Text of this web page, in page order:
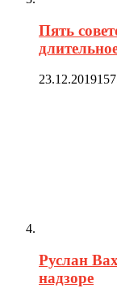
Пять
23.12.2019
Руслан
надзоре